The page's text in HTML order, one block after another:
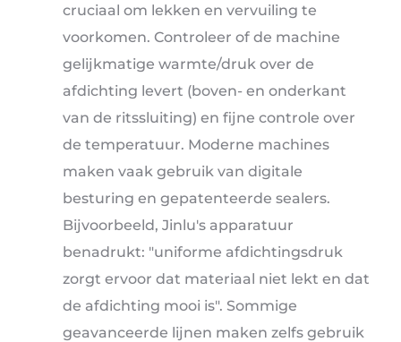
cruciaal om lekken en vervuiling te
voorkomen. Controleer of de machine
gelijkmatige warmte/druk over de
afdichting levert (boven- en onderkant
van de ritssluiting) en fijne controle over
de temperatuur. Moderne machines
maken vaak gebruik van digitale
besturing en gepatenteerde sealers.
Bijvoorbeeld, Jinlu's apparatuur
benadrukt: "uniforme afdichtingsdruk
zorgt ervoor dat materiaal niet lekt en dat
de afdichting mooi is". Sommige
geavanceerde lijnen maken zelfs gebruik